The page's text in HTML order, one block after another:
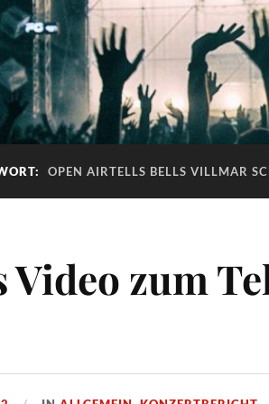
OPEN AIRTELLS BELLS VILLMAR
Video zum